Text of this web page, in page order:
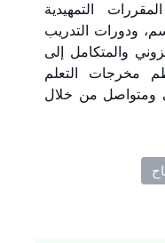
التمهيدية
ودورات التدريب
والمتكامل إلى
مخرجات التعلم
ومتواصل من خلال